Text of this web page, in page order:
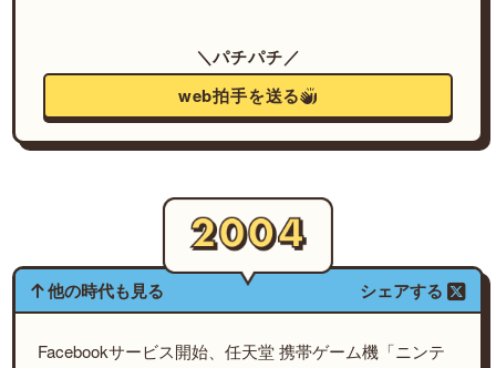
＼パチパチ／
web拍手を送る
他の時代も見る シェアする
Facebookサービス開始、任天堂 携帯ゲーム機「ニンテ